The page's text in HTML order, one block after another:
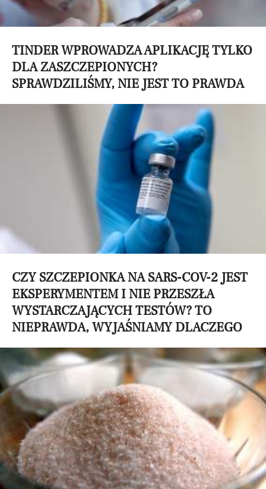
TINDER WPROWADZA APLIKACJĘ TYLKO
DLA ZASZCZEPIONYCH?
SPRAWDZILIŚMY, NIE JEST TO PRAWDA
CZY SZCZEPIONKA NA SARS-COV-2 JEST
EKSPERYMENTEM I NIE PRZESZŁA
WYSTARCZAJĄCYCH TESTÓW? TO
NIEPRAWDA, WYJAŚNIAMY DLACZEGO